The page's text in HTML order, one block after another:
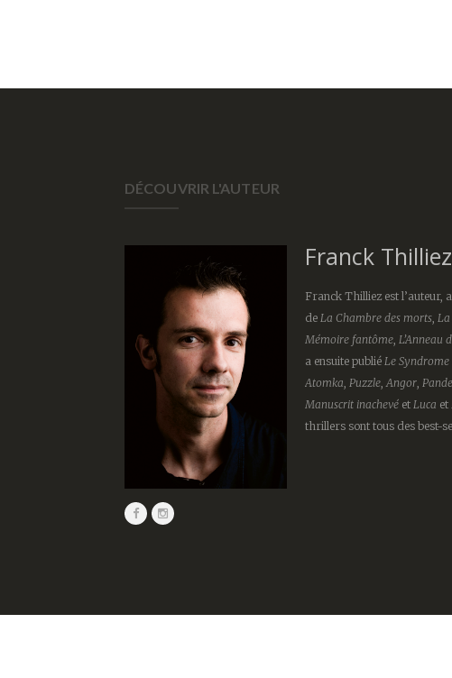
DÉCOUVRIR L'AUTEUR
Franck Thilliez
Franck Thilliez est l’auteur,
de La Chambre des morts
Mémoire fantôme L’Anneau
a ensuite publié Le Syndrome
Atomka Puzzle Angor
Manuscrit inachevé et Luca et
thrillers sont tous des best-